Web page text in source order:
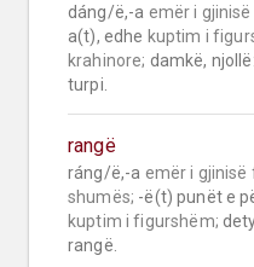
dáng/ë,-a emër i
a(t), edhe kuptim i
krahinore; damkë,
turpi.
rangë
ráng/ë,-a emër i gjinisë
shumës;
kuptim i figurshëm;
rangë.